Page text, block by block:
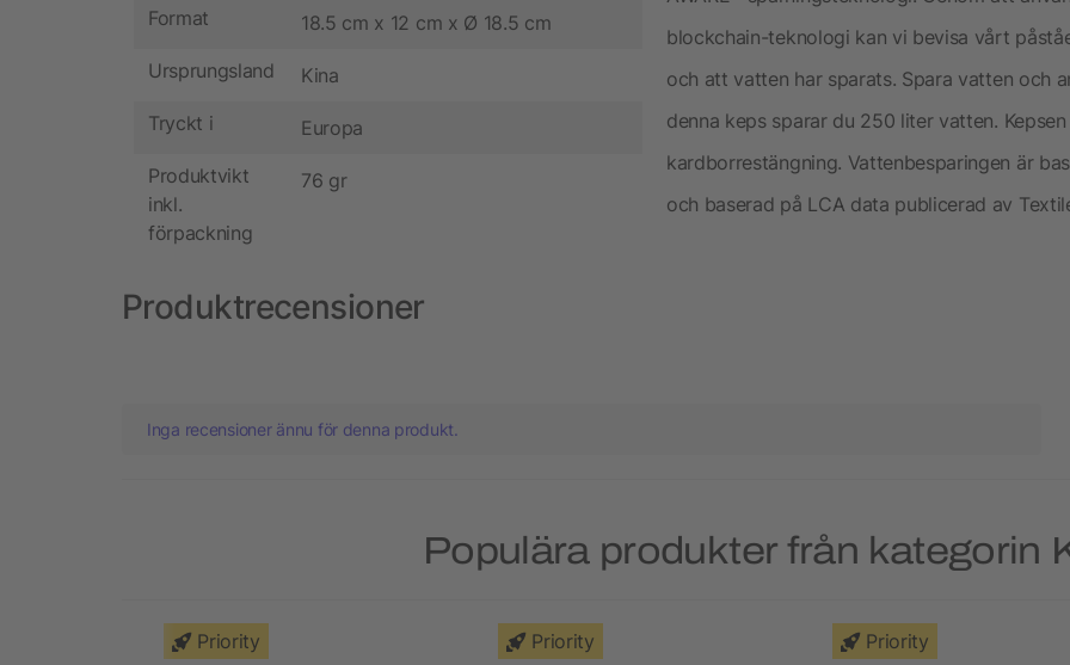
Format 18.5 cm x 12 cm x Ø 18.5 cm
Ursprungsland Kina
Tryckt i Europa
Produktvikt
inkl.
förpackning
76 gr
blockchain-teknologi kan vi bevisa vårt
och att vatten har sparats. Spara vatten och
denna keps sparar du 250 liter vatten.
kardborrestängning. Vattenbesparingen är
och baserad på LCA data publicerad av
Produktrecensioner
Inga recensioner ännu för denna produkt.
Populära produkter från kategorin
Priority Priority Priority